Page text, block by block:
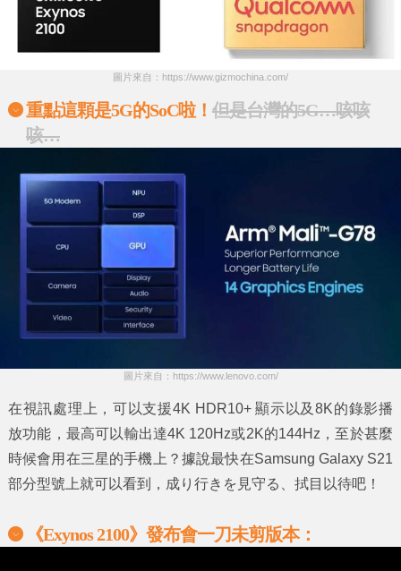
圖片來自：https://www.gizmochina.com/
重點這顆是5G的SoC啦！ 但是台灣的5G…咳咳
咳…
圖片來自：https://www.lenovo.com/
在視訊處理上，可以支援4K HDR10+ 顯示以及8K的錄影播
放功能，最高可以輸出達4K 120Hz或2K的144Hz，至於甚麼
時候會用在三星的手機上？據說最快在Samsung Galaxy S21
部分型號上就可以看到，成り行きを見守る、拭目以待吧！
《Exynos 2100》發布會一刀未剪版本：